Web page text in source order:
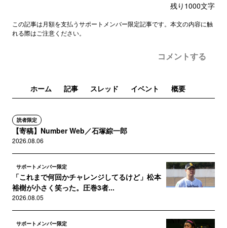
残り 1000文字
この記事は月額を支払うサポートメンバー限定記事です。本文の内容に触
れる際はご注意ください。
コメントする
ホーム 記事 スレッド イベント 概要
読者限定
【寄稿】Number Web／石塚綜一郎
2026.08.06
サポートメンバー限定
「これまで何回かチャレンジしてるけど」松本
裕樹が小さく笑った。圧巻3者...
2026.08.05
サポートメンバー限定